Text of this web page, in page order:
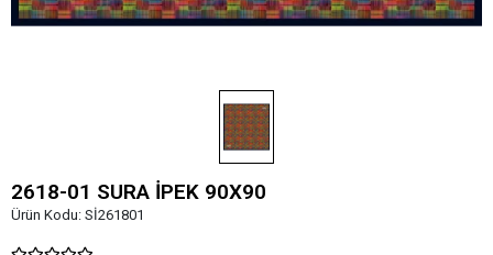
2618-01 SURA İPEK 90X90
Ürün Kodu: Sİ261801